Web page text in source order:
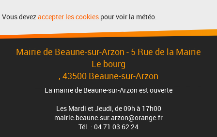
Vous devezaccepter les cookies pour voir la météo.
Mairie de Beaune-sur-Arzon - 5 Rue de la Mairie
Le bourg
, 43500 Beaune-sur-Arzon
La mairie de Beaune-sur-Arzon est ouverte
Les Mardi et Jeudi, de 09h à 17h00
mairie.beaune.sur.arzon@orange.fr
Tél. : 04 71 03 62 24